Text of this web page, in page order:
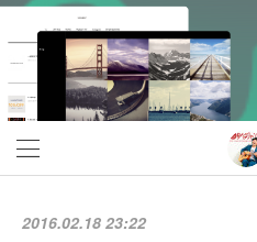
2016.02.18 23:22